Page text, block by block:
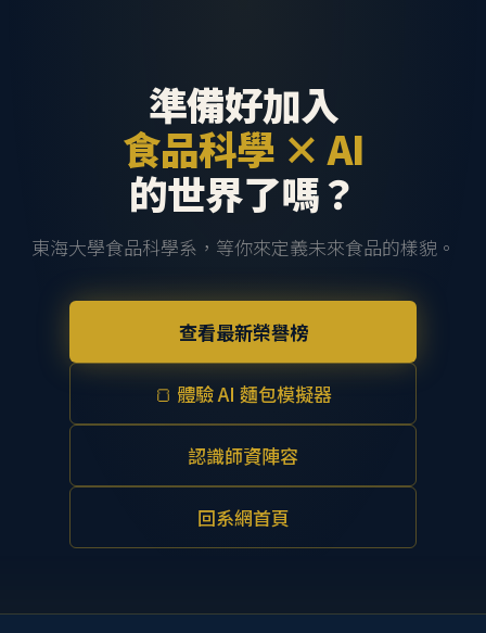
準備好加入
食品科學 × AI
的世界了嗎？
東海大學食品科學系，等你來定義未來食品的樣貌。
查看最新榮譽榜
🍞 體驗 AI 麵包模擬器
認識師資陣容
回系網首頁